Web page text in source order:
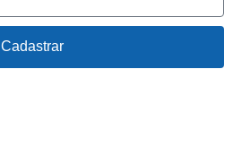
Cadastrar